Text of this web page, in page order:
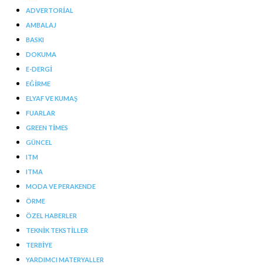
ADVERTORIAL
AMBALAJ
BASKI
DOKUMA
E-DERGI
EĞIRME
ELYAF VE KUMAŞ
FUARLAR
GREEN TIMES
GÜNCEL
ITM
ITMA
MODA VE PERAKENDE
ÖRME
ÖZEL HABERLER
TEKNIK TEKSTILLER
TERBIYE
YARDIMCI MATERYALLER